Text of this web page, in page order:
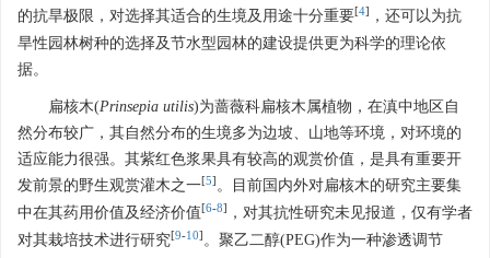
的抗旱极限，对选择其适合的生境及用途十分重要[4]
，还可以为抗
旱性园林树种的选择及节水型园林的建设提供更为科学的理论依
据。
扁核木(Prinsepia utilis)为蔷薇科扁核木属植物，在滇中地区自
然分布较广，其自然分布的生境多为边坡、山地等环境，对环境的
适应能力很强。其紫红色浆果具有较高的观赏价值，是具有重要开
发前景的野生观赏灌木之一[5] 。目前国内外对扁核木的研究主要集
中在其药用价值及经济价值[6-8]
，对其抗性研究未见报道，仅有学者
对其栽培技术进行研究[9-10] 。聚乙二醇(PEG)作为一种渗透调节